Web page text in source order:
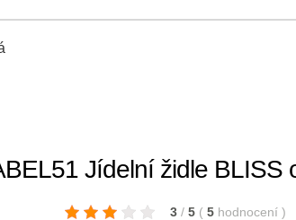
Jídelní židle BLISS
3 / 5 ( 5 hodnocení )